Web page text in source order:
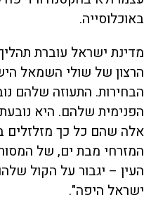
באוכלוסייה.
מדינת ישראל עוברת
הרצון של שולי השמאל
הבחירות. התעוזה שלהם
הפנימית שלהם. היא
אלה שהם כל כך
המזרחי מבת ים, של
העין – יגבור על הקול
ישראל היפה".